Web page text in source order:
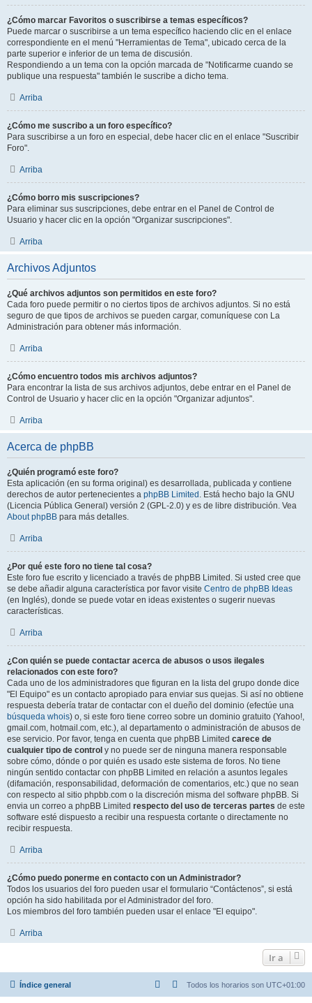
¿Cómo marcar Favoritos o suscribirse a temas específicos?
Puede marcar o suscribirse a un tema específico haciendo clic en el enlace
correspondiente en el menú "Herramientas de Tema", ubicado cerca de la
parte superior e inferior de un tema de discusión.
Respondiendo a un tema con la opción marcada de "Notificarme cuando se
publique una respuesta" también le suscribe a dicho tema.
Arriba
¿Cómo me suscribo a un foro específico?
Para suscribirse a un foro en especial, debe hacer clic en el enlace "Suscribir
Foro".
Arriba
¿Cómo borro mis suscripciones?
Para eliminar sus suscripciones, debe entrar en el Panel de Control de
Usuario y hacer clic en la opción "Organizar suscripciones".
Arriba
Archivos Adjuntos
¿Qué archivos adjuntos son permitidos en este foro?
Cada foro puede permitir o no ciertos tipos de archivos adjuntos. Si no está
seguro de que tipos de archivos se pueden cargar, comuníquese con La
Administración para obtener más información.
Arriba
¿Cómo encuentro todos mis archivos adjuntos?
Para encontrar la lista de sus archivos adjuntos, debe entrar en el Panel de
Control de Usuario y hacer clic en la opción "Organizar adjuntos".
Arriba
Acerca de phpBB
¿Quién programó este foro?
Esta aplicación (en su forma original) es desarrollada, publicada y contiene
derechos de autor pertenecientes a phpBB Limited . Está hecho bajo la GNU
(Licencia Pública General) versión 2 (GPL-2.0) y es de libre distribución. Vea
About phpBB para más detalles.
Arriba
¿Por qué este foro no tiene tal cosa?
Este foro fue escrito y licenciado a través de phpBB Limited. Si usted cree que
se debe añadir alguna característica por favor visite Centro de phpBB Ideas
(en Inglés), donde se puede votar en ideas existentes o sugerir nuevas
características.
Arriba
¿Con quién se puede contactar acerca de abusos o usos ilegales
relacionados con este foro?
Cada uno de los administradores que figuran en la lista del grupo donde dice
"El Equipo" es un contacto apropiado para enviar sus quejas. Si así no obtiene
respuesta debería tratar de contactar con el dueño del dominio (efectúe una
búsqueda whois) o, si este foro tiene correo sobre un dominio gratuito (Yahoo!,
gmail.com, hotmail.com, etc.), al departamento o administración de abusos de
ese servicio. Por favor, tenga en cuenta que phpBB Limited carece de
cualquier tipo de control y no puede ser de ninguna manera responsable
sobre cómo, dónde o por quién es usado este sistema de foros. No tiene
ningún sentido contactar con phpBB Limited en relación a asuntos legales
(difamación, responsabilidad, deformación de comentarios, etc.) que no sean
con respecto al sitio phpbb.com o la discreción misma del software phpBB. Si
envia un correo a phpBB Limited respecto del uso de terceras partes de este
software esté dispuesto a recibir una respuesta cortante o directamente no
recibir respuesta.
Arriba
¿Cómo puedo ponerme en contacto con un Administrador?
Todos los usuarios del foro pueden usar el formulario “Contáctenos”, si está
opción ha sido habilitada por el Administrador del foro.
Los miembros del foro también pueden usar el enlace "El equipo".
Arriba
Ir a
Índice general Todos los horarios son UTC+01:00